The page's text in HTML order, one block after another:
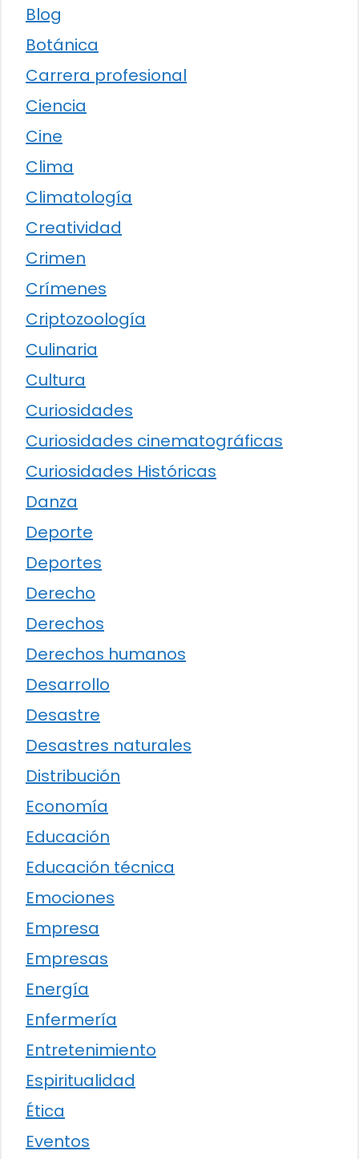
Blog
Botánica
Carrera profesional
Ciencia
Cine
Clima
Climatología
Creatividad
Crimen
Crímenes
Criptozoología
Culinaria
Cultura
Curiosidades
Curiosidades cinematográficas
Curiosidades Históricas
Danza
Deporte
Deportes
Derecho
Derechos
Derechos humanos
Desarrollo
Desastre
Desastres naturales
Distribución
Economía
Educación
Educación técnica
Emociones
Empresa
Empresas
Energía
Enfermería
Entretenimiento
Espiritualidad
Ética
Eventos